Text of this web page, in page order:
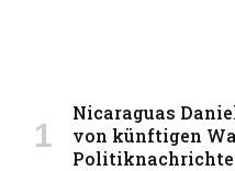
Nicaraguas
von künftigen